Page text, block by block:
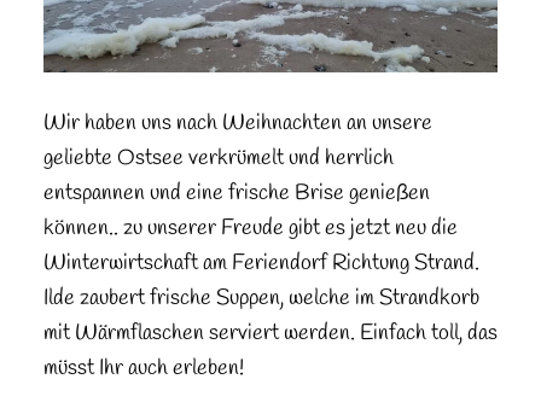
Wir haben uns nach Weihnachten an unsere
geliebte Ostsee verkrümelt und herrlich
entspannen und eine frische Brise genießen
können.. zu unserer Freude gibt es jetzt neu die
Winterwirtschaft am Feriendorf Richtung Strand.
Ilde zaubert frische Suppen, welche im Strandkorb
mit Wärmflaschen serviert werden. Einfach toll, das
müsst Ihr auch erleben!